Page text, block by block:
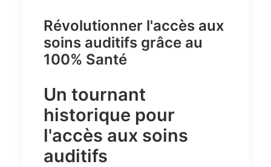
Révolutionner l'accès aux
soins auditifs grâce au
100% Santé
Un tournant
historique pour
l'accès aux soins
auditifs